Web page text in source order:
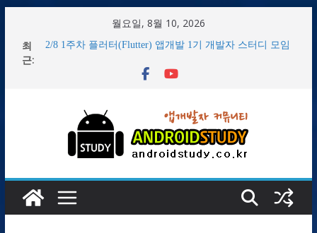
월요일, 8월 10, 2026
최
근:
2/8 1주차 플러터(Flutter) 앱개발 1기 개발자 스터디 모임
플러터 앱개발 1기 스터디 모임 안내
플러터(flutter) 개발환경 Windows OS 설치 후 Demo 앱 만